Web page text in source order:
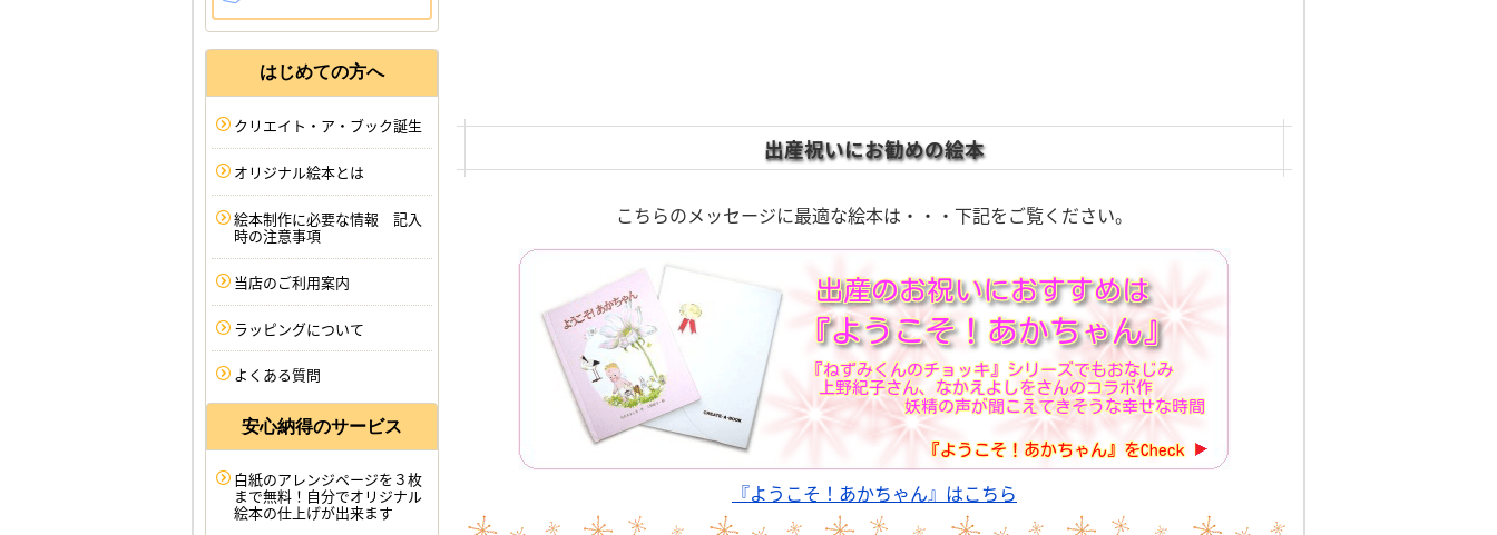
出産祝いにお勧めの絵本
こちらのメッセージに最適な絵本は・・・下記をご覧ください。
『ようこそ！あかちゃん』はこちら
はじめての方へ
クリエイト・ア・ブック誕生
オリジナル絵本とは
絵本制作に必要な情報 記入
時の注意事項
当店のご利用案内
ラッピングについて
よくある質問
安心納得のサービス
白紙のアレンジページを３枚
まで無料！自分でオリジナル
絵本の仕上げが出来ます